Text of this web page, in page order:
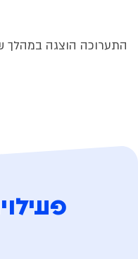
התערוכה הוצגה במהלך שנת